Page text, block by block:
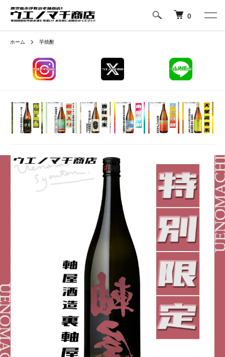
0
ホーム 芋焼酎